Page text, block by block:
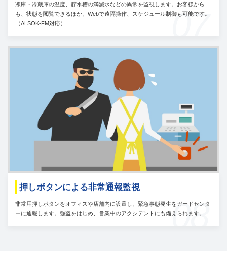
07
凍庫・冷蔵庫の温度、貯水槽の満減水などの異常を監視します。お客様から
も、状態を閲覧できるほか、Webで遠隔操作、スケジュール制御も可能です。
（ALSOK-FM対応）
08
押しボタンによる非常通報監視
非常用押しボタンをオフィスや店舗内に設置し、緊急事態発生をガードセンタ
ーに通報します。強盗をはじめ、営業中のアクシデントにも備えられます。